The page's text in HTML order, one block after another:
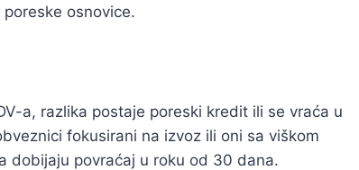
osnovice.
a, razlika postaje poreski kredit ili se vraća u
fokusirani na izvoz ili oni sa viškom
dobijaju povraćaj u roku od 30 dana.